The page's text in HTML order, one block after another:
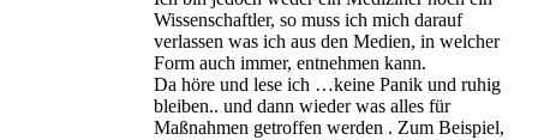
Wissenschaftler, so muss ich mich darauf
verlassen was ich aus den Medien, in welcher
Form auch immer, entnehmen kann.
Da höre und lese ich …keine Panik und ruhig
bleiben.. und dann wieder was alles für
Maßnahmen getroffen werden . Zum Beispiel,